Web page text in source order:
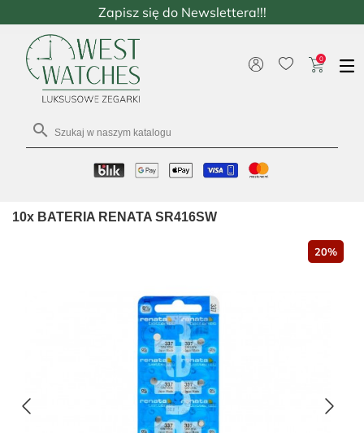

0
Zapisz się do Newslettera!!!
10x BATERIA RENATA SR416SW
20%